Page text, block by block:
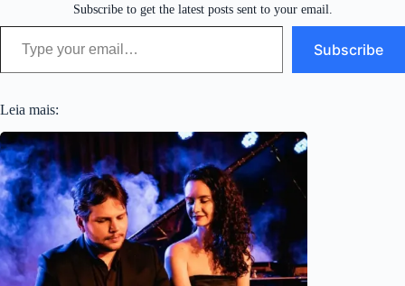
Subscribe to get the latest posts sent to your email.
Type your email…
Subscribe
Leia mais: